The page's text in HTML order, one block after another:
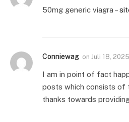
50mg generic viagra –
Conniewag on Juli 18,
I am in point of fact
posts which consists
thanks towards